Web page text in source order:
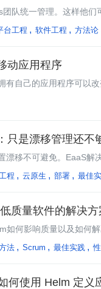
队统一管理。这样他们
团队来说，这非常高效
台工程 软件工程 方法论
动应用程序
有自己的应用程序可以改
程序构建者，它们将如
具。
只是漂移管理还不
漂移不可避免。EaaS解
策略，可以预防漂移，
程 云原生 部署 最佳
质量软件的解决方
如何影响质量以及如何解
法 Scrum 最佳实践 性
何使用 Helm 定义